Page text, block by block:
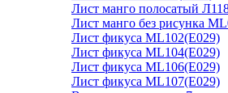
Лист манго полосатый
Лист манго без рисунка
Лист фикуса ML102(E029)
Лист фикуса ML104(E029)
Лист фикуса ML106(E029)
Лист фикуса ML107(E029)